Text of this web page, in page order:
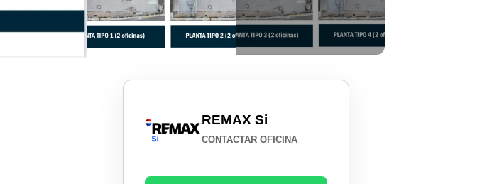
REMAX Si
CONTACTAR OFICINA